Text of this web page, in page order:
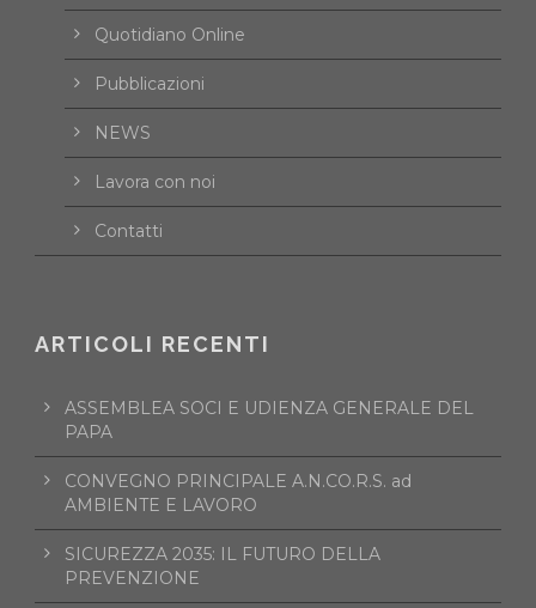
Quotidiano Online
Pubblicazioni
NEWS
Lavora con noi
Contatti
ARTICOLI RECENTI
ASSEMBLEA SOCI E UDIENZA GENERALE DEL
PAPA
CONVEGNO PRINCIPALE A.N.CO.R.S. ad
AMBIENTE E LAVORO
SICUREZZA 2035: IL FUTURO DELLA
PREVENZIONE